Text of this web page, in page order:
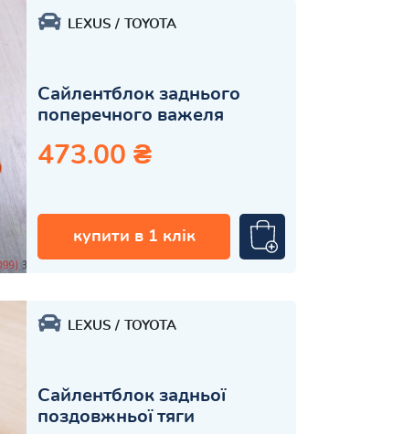
LEXUS TOYOTA
Сайлентблок заднього
поперечного важеля
473.00 ₴
купити в 1 клік
LEXUS TOYOTA
Сайлентблок задньої
поздовжньої тяги